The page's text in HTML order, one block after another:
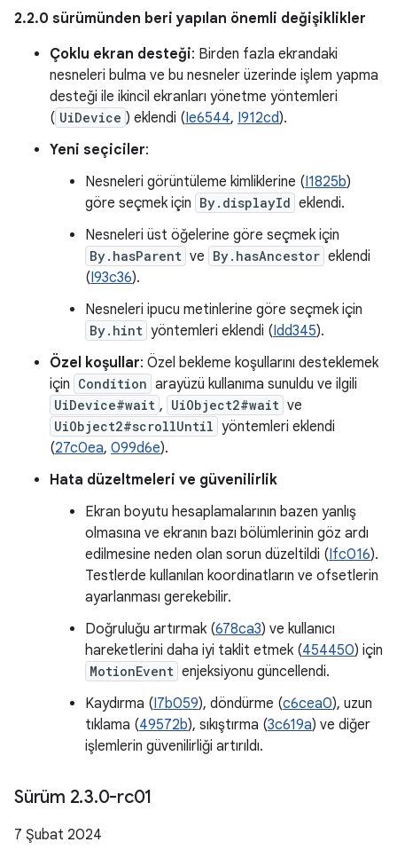
2.2.0 sürümünden beri yapılan önemli değişiklikler
Çoklu ekran desteği: Birden fazla ekrandaki
nesneleri bulma ve bu nesneler üzerinde işlem yapma
desteği ile ikincil ekranları yönetme yöntemleri
( UiDevice ) eklendi (Ie6544, I912cd).
Yeni seçiciler:
Nesneleri görüntüleme kimliklerine (I1825b)
göre seçmek için By.displayId eklendi.
Nesneleri üst öğelerine göre seçmek için
By.hasParent ve By.hasAncestor eklendi
(I93c36).
Nesneleri ipucu metinlerine göre seçmek için
By.hint yöntemleri eklendi (Idd345).
Özel koşullar: Özel bekleme koşullarını desteklemek
için Condition arayüzü kullanıma sunuldu ve ilgili
UiDevice#wait , UiObject2#wait ve
UiObject2#scrollUntil yöntemleri eklendi
(27c0ea, 099d6e).
Hata düzeltmeleri ve güvenilirlik
Ekran boyutu hesaplamalarının bazen yanlış
olmasına ve ekranın bazı bölümlerinin göz ardı
edilmesine neden olan sorun düzeltildi (Ifc016).
Testlerde kullanılan koordinatların ve ofsetlerin
ayarlanması gerekebilir.
Doğruluğu artırmak (678ca3) ve kullanıcı
hareketlerini daha iyi taklit etmek (454450) için
MotionEvent enjeksiyonu güncellendi.
Kaydırma (I7b059), döndürme (c6cea0), uzun
tıklama (49572b), sıkıştırma (3c619a) ve diğer
işlemlerin güvenilirliği artırıldı.
Sürüm 2.3.0-rc01
7 Şubat 2024